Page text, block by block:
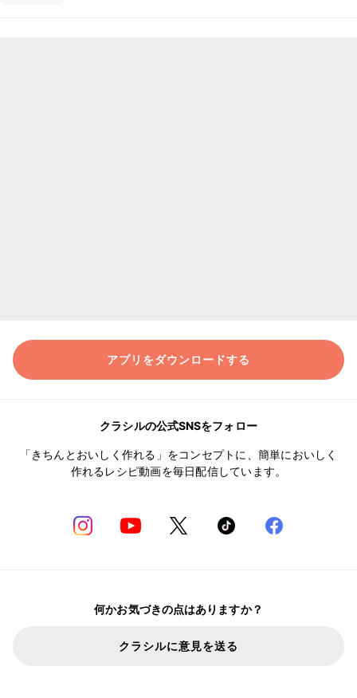
アプリをダウンロードする
クラシルの公式SNSをフォロー
「きちんとおいしく作れる」をコンセプトに、簡単においしく
作れるレシピ動画を毎日配信しています。
何かお気づきの点はありますか？
クラシルに意見を送る